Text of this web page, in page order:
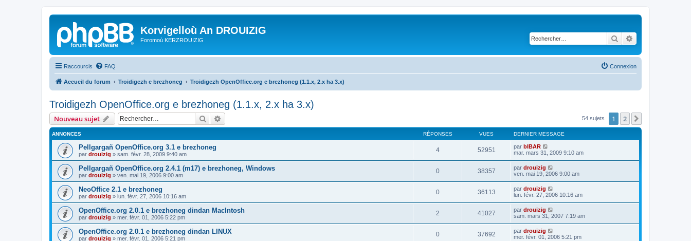
Korvigelloù An DROUIZIG
Foromoù KERZROUIZIG Rechercher
Raccourcis FAQ Connexion
Accueil du forum Troidigezh e brezhoneg Troidigezh OpenOffice.org e brezhoneg (1.1.x, 2.x ha 3.x)
Troidigezh OpenOffice.org e brezhoneg (1.1.x, 2.x ha 3.x)
Nouveau sujet Rechercher 54 sujets 1 2
ANNONCES RÉPONSES VUES DERNIER MESSAGE
Pellgargañ OpenOffice.org 3.1 e brezhoneg
par drouizig » sam. févr. 28, 2009 9:40 am
4 52951 par bIBAR
mar. mars 31, 2009 9:10 am
Pellgargañ OpenOffice.org 2.4.1 (m17) e brezhoneg, Windows
par drouizig » ven. mai 19, 2006 9:00 am
0 38357 par drouizig
ven. mai 19, 2006 9:00 am
NeoOffice 2.1 e brezhoneg
par drouizig » lun. févr. 27, 2006 10:16 am
0 36113 par drouizig
lun. févr. 27, 2006 10:16 am
OpenOffice.org 2.0.1 e brezhoneg dindan MacIntosh
par drouizig » mer. févr. 01, 2006 5:22 pm
2 41027 par drouizig
sam. mars 31, 2007 7:19 am
OpenOffice.org 2.0.1 e brezhoneg dindan LINUX
par drouizig » mer. févr. 01, 2006 5:21 pm
0 37692 par drouizig
mer. févr. 01, 2006 5:21 pm